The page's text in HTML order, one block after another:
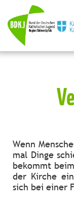
Wenn
mal Dinge
bekommt
der Kirche
sich bei einer